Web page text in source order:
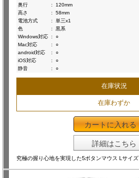
奥行
:
120mm
高さ
:
58mm
電池方式
:
単三x1
色
:
黒系
Windows対応 :
○
Mac対応
:
○
android対応
:
○
iOS対応
:
○
静音
: ○
在庫状況
在庫わずか
カートに入れる
詳細はこちら
究極の握り心地を実現した5ボタンマウス Lサイズ